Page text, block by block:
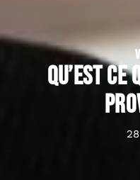
Qu’est ce